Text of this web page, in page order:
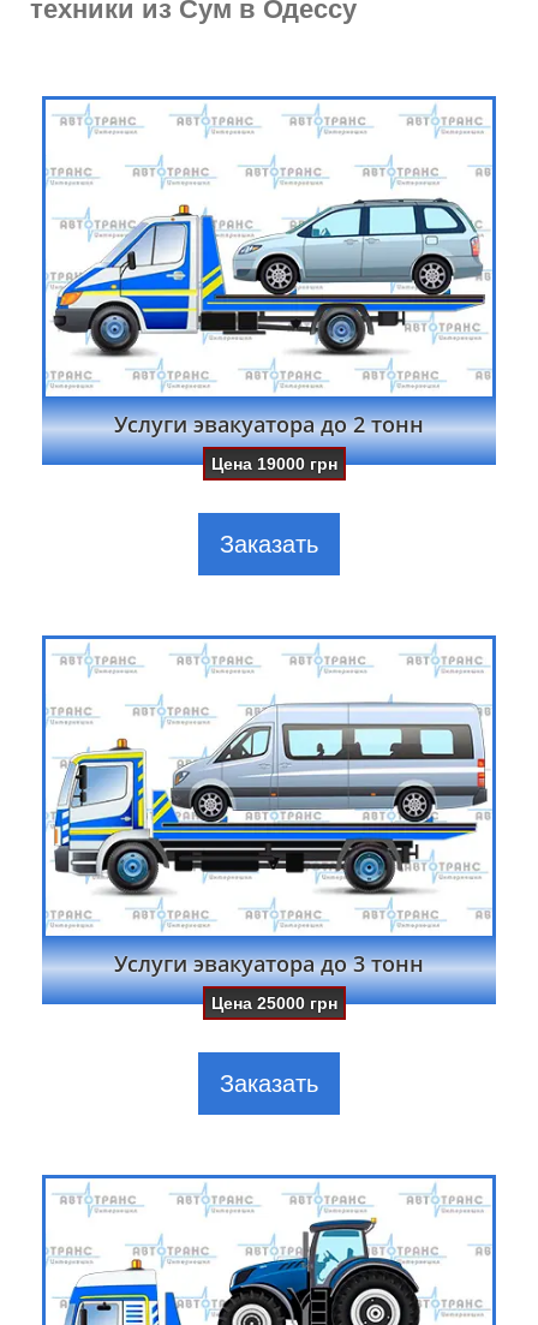
техники из Сум в Одессу
Услуги эвакуатора до 2 тонн
Цена19000 грн
Заказать
Услуги эвакуатора до 3 тонн
Цена25000 грн
Заказать